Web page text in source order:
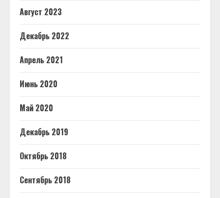
Август 2023
Декабрь 2022
Апрель 2021
Июнь 2020
Май 2020
Декабрь 2019
Октябрь 2018
Сентябрь 2018